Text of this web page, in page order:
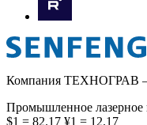
Компания ТЕХНОГРАВ –
Промышленное лазерное
$1 = 82.17 ¥1 = 12.17